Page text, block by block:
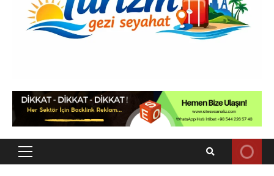
Primary